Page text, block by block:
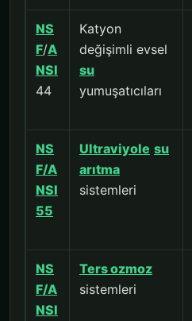
NS
F/A
NSI
44
Katyon
değişimli evsel
su
yumuşatıcıları
NS
F/A
NSI
55
Ultraviyole su
arıtma
sistemleri
NS
F/A
NSI
Ters ozmoz
sistemleri